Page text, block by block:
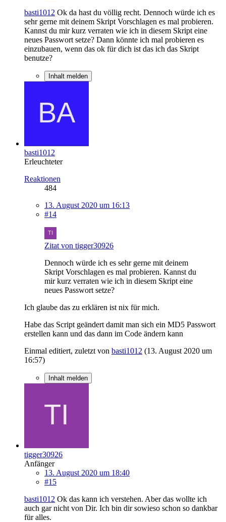
basti1012 Ok da hast du völlig recht. Dennoch würde ich es
sehr gerne mit deinem Skript Vorschlagen es mal probieren.
Kannst du mir kurz verraten wie ich in diesem Skript eine
neues Passwort setze? Dann könnte ich mal probieren es
einzubauen, wenn das ok für dich ist das ich das Skript
benutze?
Inhalt melden
basti1012
Erleuchteter
Reaktionen
484
13. August 2020 um 16:13
#14
Zitat von tigger30926
Dennoch würde ich es sehr gerne mit deinem
Skript Vorschlagen es mal probieren. Kannst du
mir kurz verraten wie ich in diesem Skript eine
neues Passwort setze?
Ich glaube das zu erklären ist nix für mich.
Habe das Script geändert damit man sich ein MD5 Passwort
erstellen kann und das dann im Code ändern kann
Einmal editiert, zuletzt von basti1012 (13. August 2020 um
16:57)
Inhalt melden
tigger30926
Anfänger
13. August 2020 um 18:40
#15
basti1012 Ok das kann ich verstehen. Aber das wollte ich
auch gar nicht von Dir. Ich bin dir sowieso schon so dankbar
für alles.